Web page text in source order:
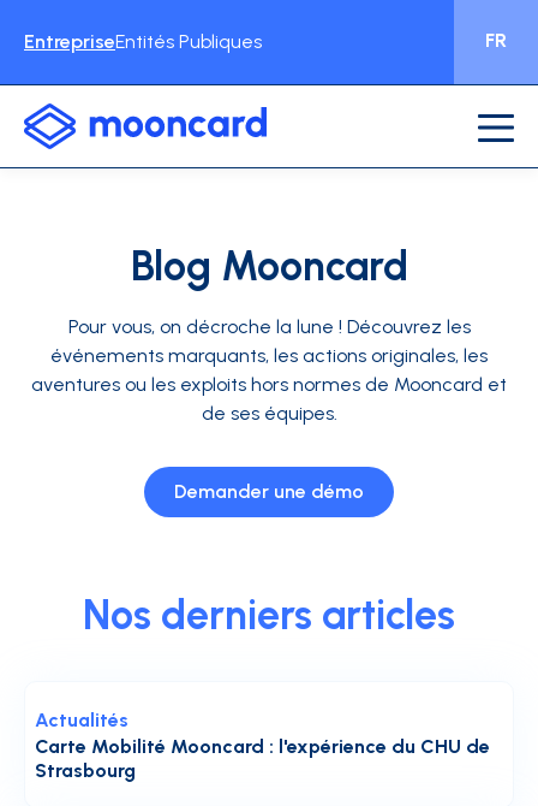
EntrepriseEntités Publiques FR
Blog Mooncard
Pour vous, on décroche la lune ! Découvrez les
événements marquants, les actions originales, les
aventures ou les exploits hors normes de Mooncard et
de ses équipes.
Demander une démo
Nos derniers articles
Carte Mobilité Mooncard : l'expérience du CHU de
Strasbourg
Actualités